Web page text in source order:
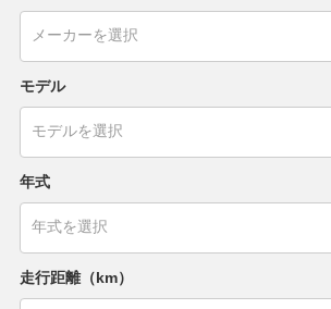
モデル
年式
走行距離（km）